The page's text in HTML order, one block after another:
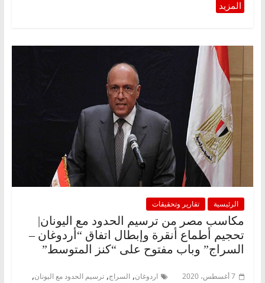
الرئيسية تقارير وتحقيقات
مكاسب مصر من ترسيم الحدود مع اليونان|
تحجيم أطماع أنقرة وإبطال اتفاق “أردوغان –
السراج” وباب مفتوح على “كنز المتوسط”
7 أغسطس، 2020 اردوغان, السراج, ترسيم الحدود مع اليونان,